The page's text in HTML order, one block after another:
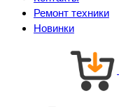
Ремонт техники
Новинки